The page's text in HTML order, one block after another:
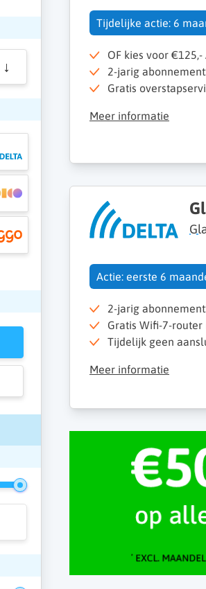
Tijdelijke actie: 6
OF kies voor
2-jarig
Gratis
Meer informatie
Actie: eerste 6
2-jarig
Gratis Wifi-7-
Tijdelijk geen
Meer informatie